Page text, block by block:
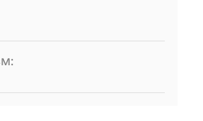
: